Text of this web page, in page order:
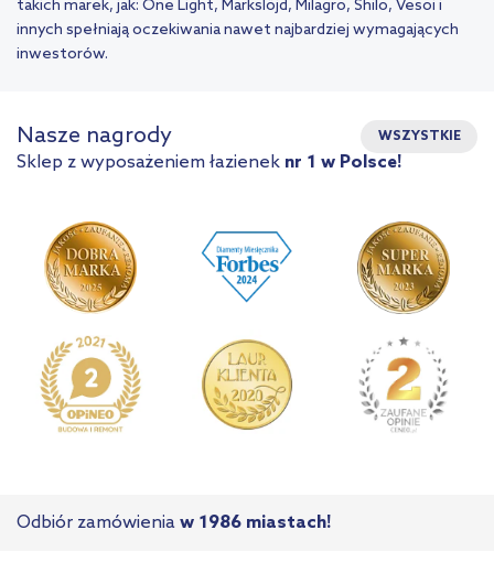
takich marek, jak: One Light, Markslöjd, Milagro, Shilo, Vesoi i
innych spełniają oczekiwania nawet najbardziej wymagających
inwestorów.
Nasze nagrody WSZYSTKIE
Sklep z wyposażeniem łazienek nr 1 w Polsce!
Odbiór zamówienia w 1986 miastach!